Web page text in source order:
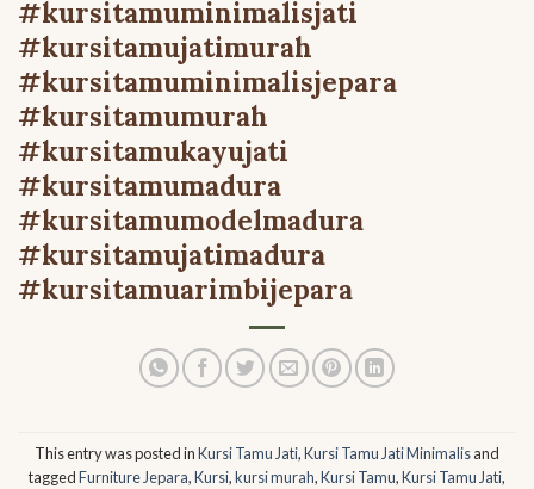
#kursitamuminimalisjati
#kursitamujatimurah
#kursitamuminimalisjepara
#kursitamumurah
#kursitamukayujati
#kursitamumadura
#kursitamumodelmadura
#kursitamujatimadura
#kursitamuarimbijepara
This entry was posted inKursi Tamu Jati,Kursi Tamu Jati Minimalisand
taggedFurniture Jepara,Kursi,kursi murah,Kursi Tamu,Kursi Tamu Jati,